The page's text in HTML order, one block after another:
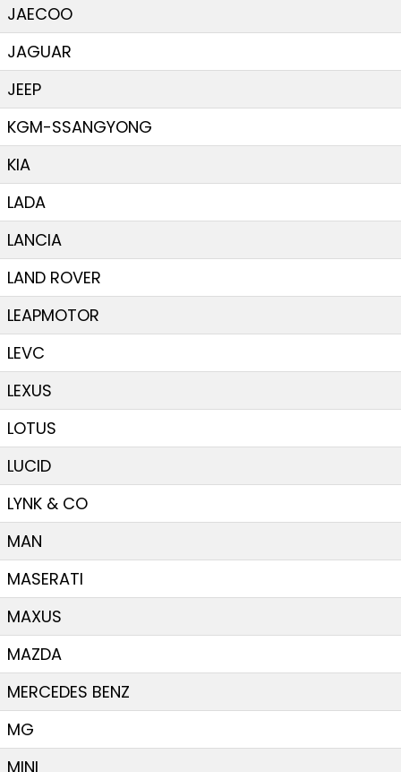
JAECOO
JAGUAR
JEEP
KGM-SSANGYONG
KIA
LADA
LANCIA
LAND ROVER
LEAPMOTOR
LEVC
LEXUS
LOTUS
LUCID
LYNK & CO
MAN
MASERATI
MAXUS
MAZDA
MERCEDES BENZ
MG
MINI